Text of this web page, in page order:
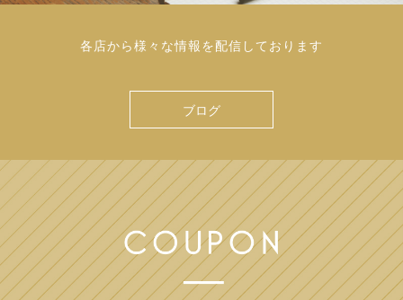
各店から様々な情報を配信しております
ブログ